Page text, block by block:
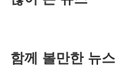
함께 볼만한 뉴스